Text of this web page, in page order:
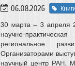
06.08.2026 Книги
30 марта – 3 апреля
научно-
региональное
Организаторами
научный центр РАН.